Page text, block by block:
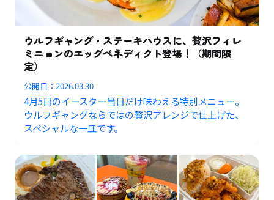
ウルフギャング・ステーキハウスに、贅沢フィレ
ミニョンのエッグベネディクト登場！（期間限
定）
公開日：2026.03.30
4月5日のイースター当日だけ味わえる特別メニュー。
ウルフギャングならではの贅沢アレンジで仕上げた、
スペシャルな一皿です。